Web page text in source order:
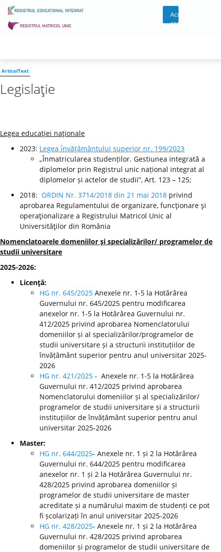
Acces
cont
ArticolText
Legislaţie
Legea educaţiei naţionale
2023: Legea ı̂nvăţământului superior nr. 199/2023
„Înmatricularea studenților. Gestiunea integrată a
diplomelor prin Registrul unic național integrat al
diplomelor și actelor de studii”, Art. 123 – 125;
2018: ORDIN Nr. 3714/2018 din 21 mai 2018 privind
aprobarea Regulamentului de organizare, funcţionare şi
operaţionalizare a Registrului Matricol Unic al
Universităţilor din România
Nomenclatoarele domeniilor şi specializărilor/ programelor de
studii universitare
2025-2026:
Licenţă:
HG nr. 645/2025 Anexele nr. 1-5 la Hotărârea
Guvernului nr. 645/2025 pentru modificarea
anexelor nr. 1-5 la Hotărârea Guvernului nr.
412/2025 privind aprobarea Nomenclatorului
domeniilor și al specializărilor/programelor de
studii universitare și a structurii instituțiilor de
învățământ superior pentru anul universitar 2025-
2026
HG nr. 421/2025 - Anexele nr. 1-5 la Hotărârea
Guvernului nr. 412/2025 privind aprobarea
Nomenclatorului domeniilor și al specializărilor/
programelor de studii universitare și a structurii
instituțiilor de învățământ superior pentru anul
universitar 2025-2026
Master:
HG nr. 644/2025- Anexele nr. 1 și 2 la Hotărârea
Guvernului nr. 644/2025 pentru modificarea
anexelor nr. 1 și 2 la Hotărârea Guvernului nr.
428/2025 privind aprobarea domeniilor și
programelor de studii universitare de master
acreditate și a numărului maxim de studenți ce pot
fi școlarizați în anul universitar 2025-2026
HG nr. 428/2025- Anexele nr. 1 și 2 la Hotărârea
Guvernului nr. 428/2025 privind aprobarea
domeniilor și programelor de studii universitare de